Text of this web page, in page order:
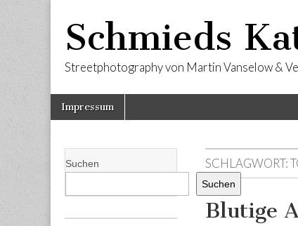
Schmieds
Streetphotography von Martin Vanselow &
Main
menu
Skip
Impressum
SCHLAGWORT:
Blutige
Suchen
Suchen